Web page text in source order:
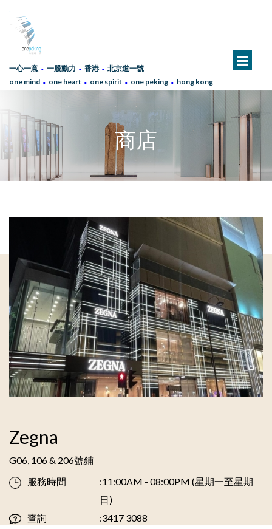
一心一意 ∙ 一股動力 ∙ 香港 ∙ 北京道一號
one mind ∙ one heart ∙ one spirit ∙ one peking ∙ hong kong
商店
Zegna
G06, 106 & 206號鋪
服務時間
:11:00AM - 08:00PM (星期一至星期
日)
查詢
:3417 3088